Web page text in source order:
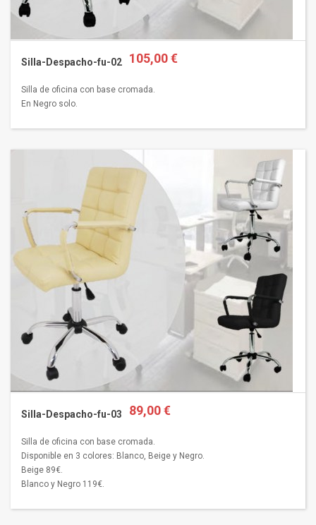
Silla-Despacho-fu-02 105,00 €
Silla de oficina con base cromada.
En Negro solo.
Silla-Despacho-fu-03 89,00 €
Silla de oficina con base cromada.
Disponible en 3 colores: Blanco, Beige y Negro.
Beige 89€.
Blanco y Negro 119€.